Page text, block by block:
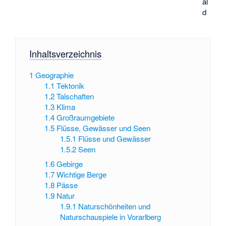
d
Inhaltsverzeichnis
1 Geographie
1.1 Tektonik
1.2 Talschaften
1.3 Klima
1.4 Großraumgebiete
1.5 Flüsse, Gewässer und Seen
1.5.1 Flüsse und Gewässer
1.5.2 Seen
1.6 Gebirge
1.7 Wichtige Berge
1.8 Pässe
1.9 Natur
1.9.1 Naturschönheiten und
Naturschauspiele in Vorarlberg